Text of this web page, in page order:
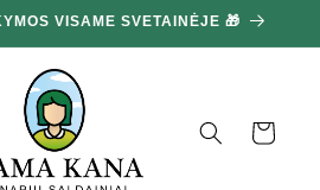
VISAME SVETAINĖJE 🎁
Krepšelis